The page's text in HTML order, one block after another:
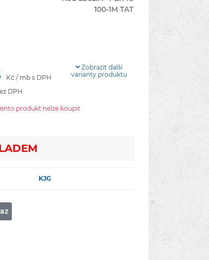
100-1M TAT
Kč / mb s DPH
DPH
Zobrazit další
varianty produktu
produkt nelze koupit
KJG